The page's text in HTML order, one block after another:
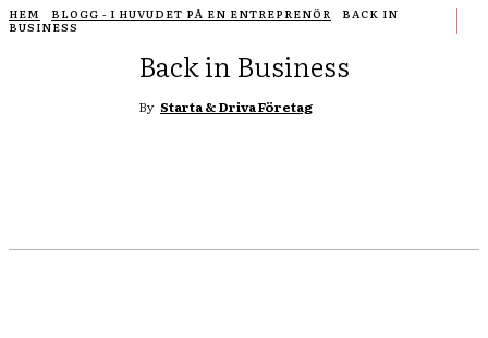
HEM BLOGG - I HUVUDET PÅ EN ENTREPRENÖR
BACK IN
BUSINESS
Back in Business
By Starta & Driva Företag